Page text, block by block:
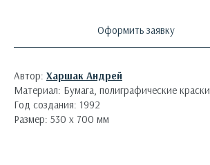
Оформить заявку
Автор: Харшак Андрей
Материал: Бумага, полиграфические краски
Год создания: 1992
Размер: 530 х 700 мм